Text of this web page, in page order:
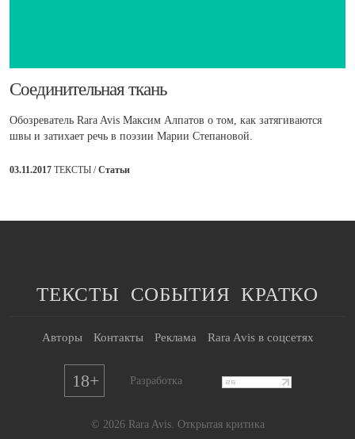
​Соединительная ткань
Обозреватель Rara Avis Максим Алпатов о том, как затягиваются
швы и затихает речь в поэзии Марии Степановой.
03.11.2017 ТЕКСТЫ /Статьи
ТЕКСТЫ СОБЫТИЯ КРАТКО
Авторы Контакты Реклама Rara Avis в соцсетях
18+ Разработка
© 2026 Rara Avis. Открытая критика